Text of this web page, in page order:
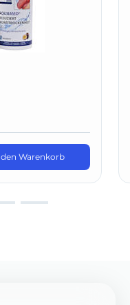
Warenkorb